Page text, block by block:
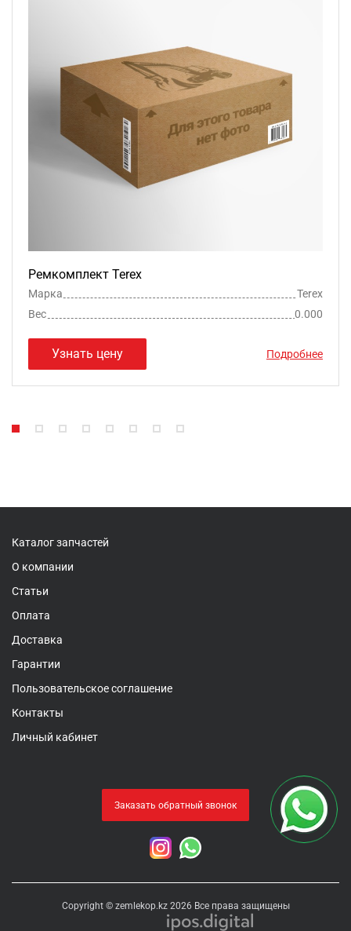
Ремкомплект Terex
Марка
Terex
Вес
0.000
Узнать цену Подробнее
Каталог запчастей
О компании
Статьи
Оплата
Доставка
Гарантии
Пользовательское соглашение
Контакты
Личный кабинет
Заказать обратный звонок
Copyright © zemlekop.kz 2026 Все права защищены